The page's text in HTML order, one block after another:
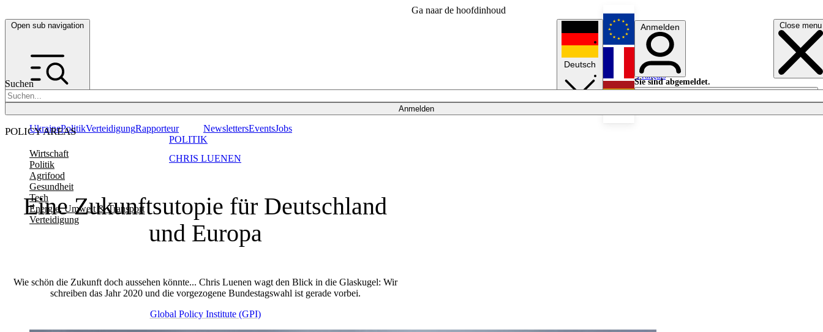
Ga naar de hoofdinhoud
Open sub navigation Close menu
Suchen
Anmelden
POLICY AREAS
Wirtschaft
Politik
Agrifood
Gesundheit
Tech
Energie, Umwelt & Transport
Verteidigung
UkrainePolitikVerteidigungRapporteur NewslettersEventsJobs
Deutsch
English
Français
Anmelden
Sie sind abgemeldet.
Anmelden
Licht aus
Eine Zukunftsutopie für Deutschland
und Europa
Wie schön die Zukunft doch aussehen könnte... Chris Luenen wagt den Blick in die Glaskugel: Wir
schreiben das Jahr 2020 und die vorgezogene Bundestagswahl ist gerade vorbei.
CHRIS LUENEN
POLITIK
Global Policy Institute (GPI)